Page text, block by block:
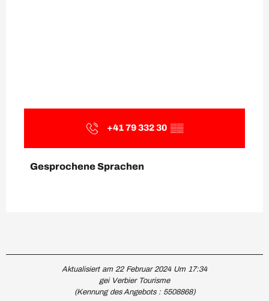
+41 79 332 30 ▒▒
Gesprochene Sprachen
Gesprochene Sprachen
Aktualisiert am 22 Februar 2024 Um 17:34
gei Verbier Tourisme
(Kennung des Angebots : 5508868)